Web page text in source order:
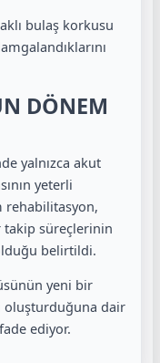
bulaş korkusu
DÖNEM
yalnızca akut
yeterli
rehabilitasyon,
süreçlerinin
belirtildi.
yeni bir
oluşturduğuna dair
ediyor.